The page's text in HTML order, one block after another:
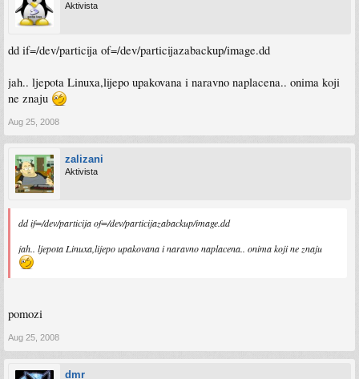
Aktivista
dd if=/dev/particija of=/dev/particijazabackup/image.dd
jah.. ljepota Linuxa,lijepo upakovana i naravno naplacena.. onima koji
ne znaju
Aug 25, 2008
zalizani
Aktivista
dd if=/dev/particija of=/dev/particijazabackup/image.dd
jah.. ljepota Linuxa,lijepo upakovana i naravno naplacena.. onima koji ne znaju
pomozi
Aug 25, 2008
dmr